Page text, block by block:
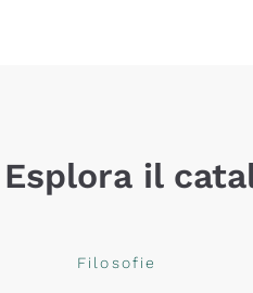
Esplora il
Filosofie